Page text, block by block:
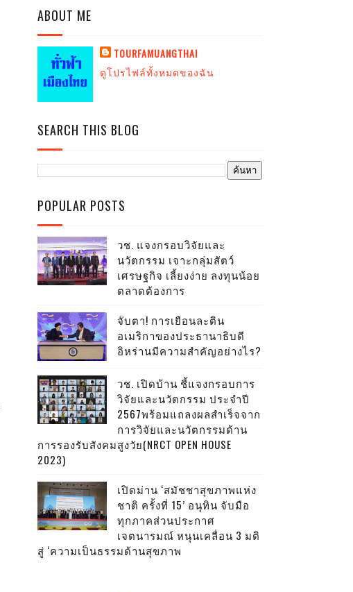
ABOUT ME
TOURFAMUANGTHAI
ดูโปรไฟล์ทั้งหมดของฉัน
SEARCH THIS BLOG
POPULAR POSTS
วช. แจงกรอบวิจัยและ
นวัตกรรม เจาะกลุ่มสัตว์
เศรษฐกิจ เลี้ยงง่าย ลงทุนน้อย
ตลาดต้องการ
จับตา! การเยือนละติน
อเมริกาของประธานาธิบดี
อิหร่านมีความสำคัญอย่างไร?
วช. เปิดบ้าน ชี้แจงกรอบการ
วิจัยและนวัตกรรม ประจำปี
2567พร้อมแถลงผลสำเร็จจาก
การวิจัยและนวัตกรรมด้าน
การรองรับสังคมสูงวัย(NRCT OPEN HOUSE
2023)
เปิดม่าน ‘สมัชชาสุขภาพแห่ง
ชาติ ครั้งที่ 15’ อนุทิน จับมือ
ทุกภาคส่วนประกาศ
เจตนารมณ์ หนุนเคลื่อน 3 มติ
สู่ ‘ความเป็นธรรมด้านสุขภาพ